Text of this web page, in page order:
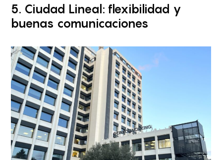
5. Ciudad Lineal: flexibilidad y
buenas comunicaciones